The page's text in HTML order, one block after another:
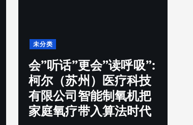
未分类
会”听话”更会”读呼吸”:
柯尔（苏州）医疗科技
有限公司智能制氧机把
家庭氧疗带入算法时代